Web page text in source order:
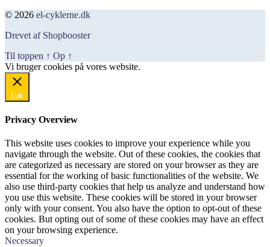
© 2026 el-cyklerne.dk
Drevet af Shopbooster
Til toppen ↑ Op ↑
Vi bruger cookies på vores website.
Luk
Privacy Overview
This website uses cookies to improve your experience while you
navigate through the website. Out of these cookies, the cookies that
are categorized as necessary are stored on your browser as they are
essential for the working of basic functionalities of the website. We
also use third-party cookies that help us analyze and understand how
you use this website. These cookies will be stored in your browser
only with your consent. You also have the option to opt-out of these
cookies. But opting out of some of these cookies may have an effect
on your browsing experience.
Necessary